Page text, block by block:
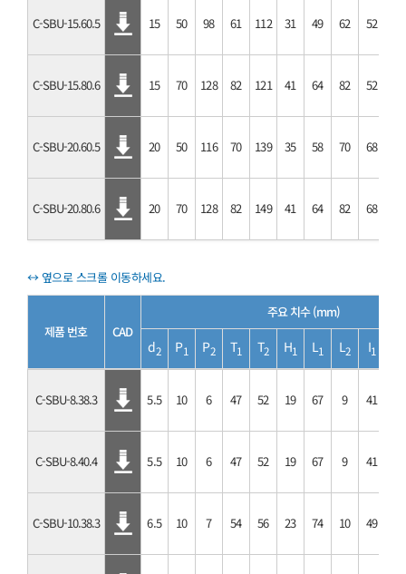
C-SBU-15.60.5 15 50 98 61 112 31 49 62 52
C-SBU-15.80.6 15 70 128 82 121 41 64 82 52
C-SBU-20.60.5 20 50 116 70 139 35 58 70 68
C-SBU-20.80.6 20 70 128 82 149 41 64 82 68
제품 번호 CAD
주요 치수 (mm)
d2 P1 P2 T1 T2 H1 L 1 L2 I1
C-SBU-8.38.3 5.5 10 6 47 52 19 67 9 41
C-SBU-8.40.4 5.5 10 6 47 52 19 67 9 41
C-SBU-10.38.3 6.5 10 7 54 56 23 74 10 49